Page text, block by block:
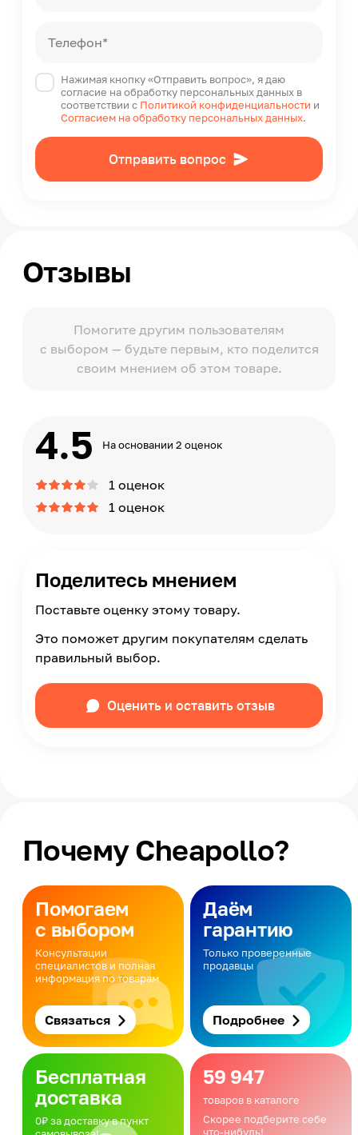
Телефон*
Нажимая кнопку «Отправить вопрос», я даю
согласие на обработку персональных данных в
соответствии с Политикой конфиденциальности и
Согласием на обработку персональных данных.
Отправить вопрос
Отзывы
Помогите другим пользователям
с выбором — будьте первым, кто поделится
своим мнением об этом товаре.
4.5 На основании 2 оценок
1 оценок
1 оценок
Поделитесь мнением
Поставьте оценку этому товару.
Это поможет другим покупателям сделать
правильный выбор.
Оценить и оставить отзыв
Почему Cheapollo?
Помогаем
с выбором
Консультации
специалистов и полная
информация по товарам
Связаться
Даём
гарантию
Только проверенные
продавцы
Подробнее
Бесплатная
доставка
0₽ за доставку в пункт
59 947
товаров в каталоге
Скорее подберите себе
что-нибудь!